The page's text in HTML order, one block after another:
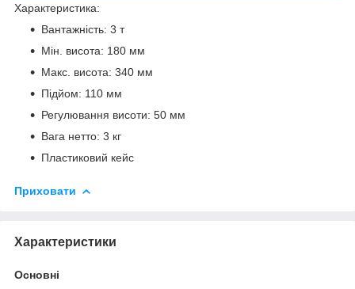
Характеристика:
Вантажність: 3 т
Мін. висота: 180 мм
Макс. висота: 340 мм
Підйом: 110 мм
Регулювання висоти: 50 мм
Вага нетто: 3 кг
Пластиковий кейс
Приховати
Характеристики
Основні